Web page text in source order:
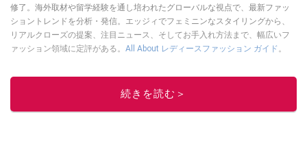
修了。海外取材や留学経験を通し培われたグローバルな視点で、最新ファッ
ショントレンドを分析・発信。エッジィでフェミニンなスタイリングから、
リアルクローズの提案、注目ニュース、そしてお手入れ方法まで、幅広いフ
ァッション領域に定評がある。 All About レディースファッション ガイド。
続きを読む＞